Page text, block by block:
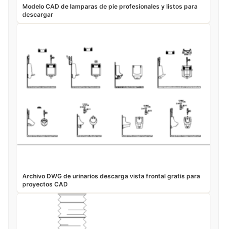
Modelo CAD de lamparas de pie profesionales y listos para
descargar
Archivo DWG de urinarios descarga vista frontal gratis para
proyectos CAD